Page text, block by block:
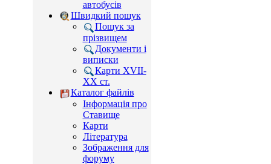
автобусів
Швидкий пошук
Пошук за
прізвищем
Документи і
виписки
Карти XVII-
XX ст.
Каталог файлів
Інформація про
Ставище
Карти
Література
Зображення для
форуму